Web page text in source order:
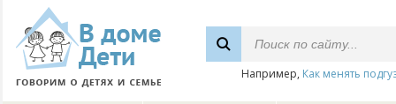
Например, Как менять